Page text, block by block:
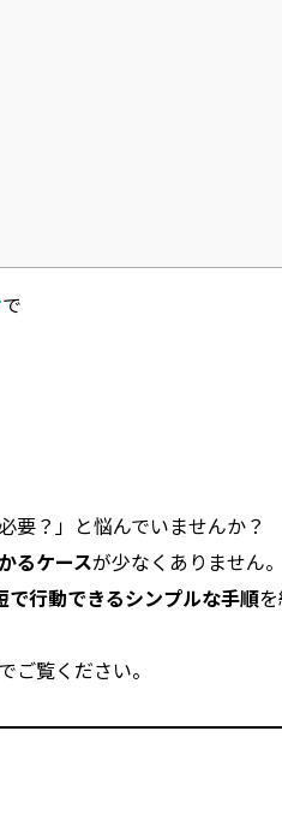
で
要？」と悩んでいませんか？
るケースが少なくありません
行動できるシンプルな手順
ご覧ください。